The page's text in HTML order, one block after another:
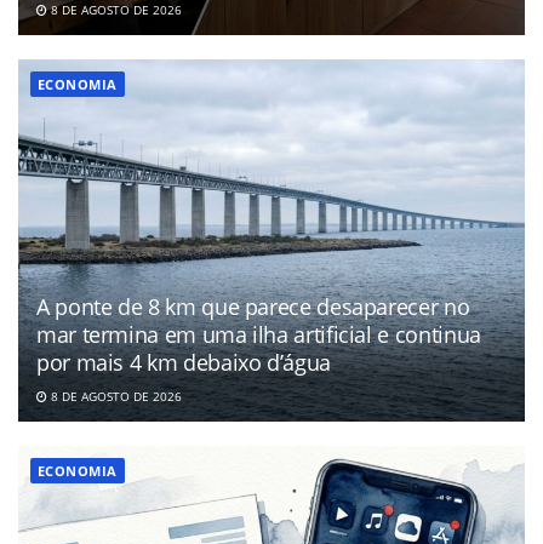
8 DE AGOSTO DE 2026
ECONOMIA
A ponte de 8 km que parece desaparecer no
mar termina em uma ilha artificial e continua
por mais 4 km debaixo d’água
8 DE AGOSTO DE 2026
ECONOMIA